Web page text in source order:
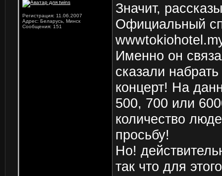
Регистрация: 11.06.2007
Адрес: Беларусь, Минск
Сообщения: 151
Значит,
Официальный
Именно он
сказали
концерт! На
500, 700 или
количество
просьбу!
Но!
так что для